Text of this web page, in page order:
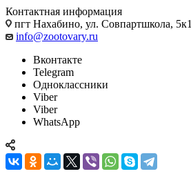
Контактная информация
пгт Нахабино, ул. Совпартшкола, 5к1
info@zootovary.ru
Вконтакте
Telegram
Одноклассники
Viber
Viber
WhatsApp